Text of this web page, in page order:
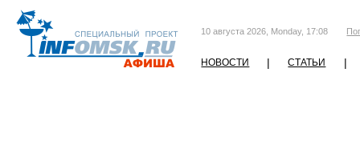
10 августа 2026, Monday, 17:08
НОВОСТИ | СТАТЬИ |